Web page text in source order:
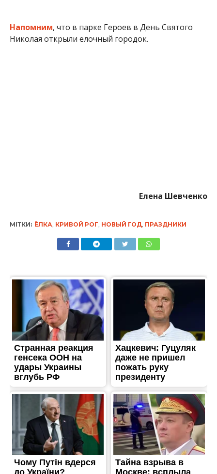
Напомним, что в парке Героев в День Святого
Николая открыли елочный городок.
Елена Шевченко
МІТКИ: ЁЛКА КРИВОЙ РОГ НОВЫЙ ГОД, ПРАЗДНИКИ